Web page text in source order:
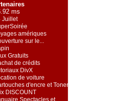
ms
Juillet
amériques
sur le...
Gratuits
de crédits
DivX
de voiture
d'encre et Toners
DISCOUNT
Spectacles et